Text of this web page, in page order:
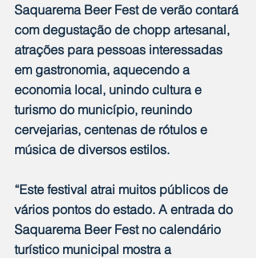
Saquarema Beer Fest de verão contará
com degustação de chopp artesanal,
atrações para pessoas interessadas
em gastronomia, aquecendo a
economia local, unindo cultura e
turismo do município, reunindo
cervejarias, centenas de rótulos e
música de diversos estilos.
“Este festival atrai muitos públicos de
vários pontos do estado. A entrada do
Saquarema Beer Fest no calendário
turístico municipal mostra a